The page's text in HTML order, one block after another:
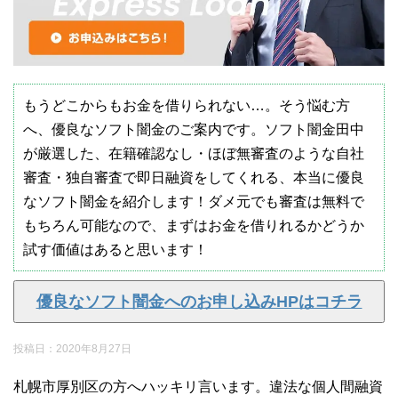
もうどこからもお金を借りられない…。そう悩む方
へ、優良なソフト闇金のご案内です。ソフト闇金田中
が厳選した、在籍確認なし・ほぼ無審査のような自社
審査・独自審査で即日融資をしてくれる、本当に優良
なソフト闇金を紹介します！ダメ元でも審査は無料で
もちろん可能なので、まずはお金を借りれるかどうか
試す価値はあると思います！
優良なソフト闇金へのお申し込みHPはコチラ
投稿日： 2020年8月27日
札幌市厚別区の方へハッキリ言います。違法な個人間融資